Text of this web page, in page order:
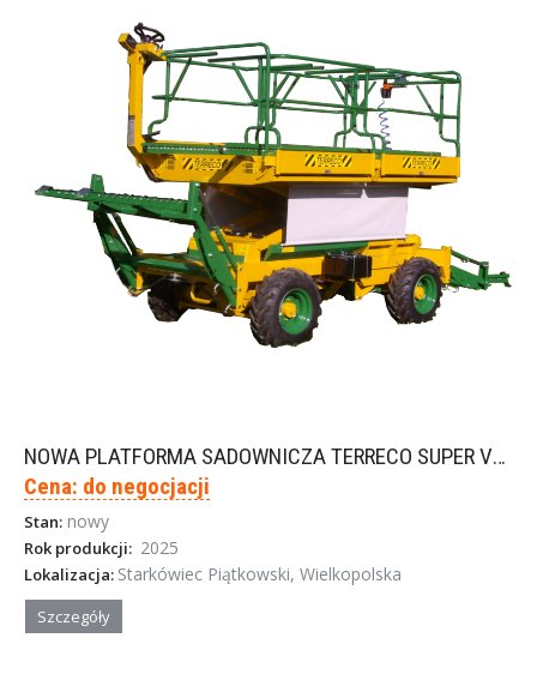
NOWA PLATFORMA SADOWNICZA TERRECO SUPER VENETIE
Cena: do negocjacji
Stan: nowy
Rok produkcji: 2025
Lokalizacja: Starkówiec Piątkowski, Wielkopolska
Szczegóły